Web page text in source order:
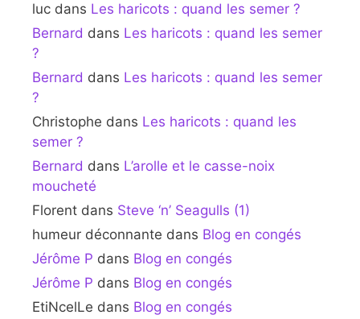
luc dans Les haricots : quand les semer ?
Bernard dans Les haricots : quand les semer
?
Bernard dans Les haricots : quand les semer
?
Christophe dans Les haricots : quand les
semer ?
Bernard dans L’arolle et le casse-noix
moucheté
Florent dans Steve ‘n’ Seagulls (1)
humeur déconnante dans Blog en congés
Jérôme P dans Blog en congés
Jérôme P dans Blog en congés
EtiNcelLe dans Blog en congés